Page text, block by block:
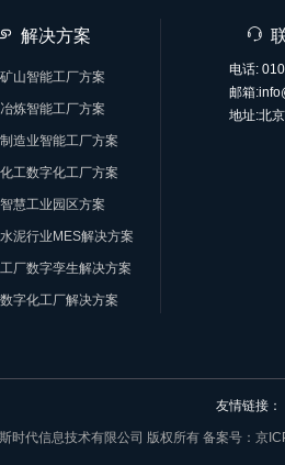
解决方案
矿山智能工厂方案
冶炼智能工厂方案
制造业智能工厂方案
化工数字化工厂方案
智慧工业园区方案
水泥行业MES解决方案
工厂数字孪生解决方案
数字化工厂解决方案
电话:
邮箱
地址:北
友情链接：
时代信息技术有限公司 版权所有 备案号： 京